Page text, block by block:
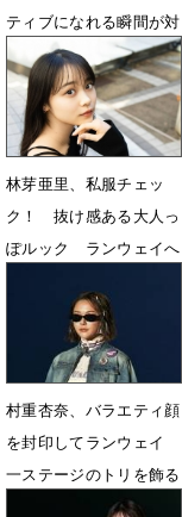
ティブになれる瞬間が対
照的「焼き鳥とビール」
5月17日 15時13分
林芽亜里、私服チェッ
ク！ 抜け感ある大人っ
ぽルック ランウェイへ
12月31日 12時00分
村重杏奈、バラエティ顔
を封印してランウェイ
一ステージのトリを飾る
1月14日 22時36分